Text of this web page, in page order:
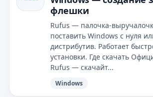
флешки
Rufus —
поставить Windows с нуля
дистрибутив. Работает
установки. Где скачать
Rufus — скачайт...
Windows